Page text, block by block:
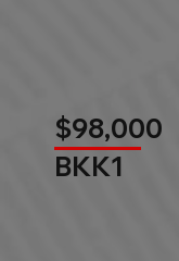
$98,000
BKK1